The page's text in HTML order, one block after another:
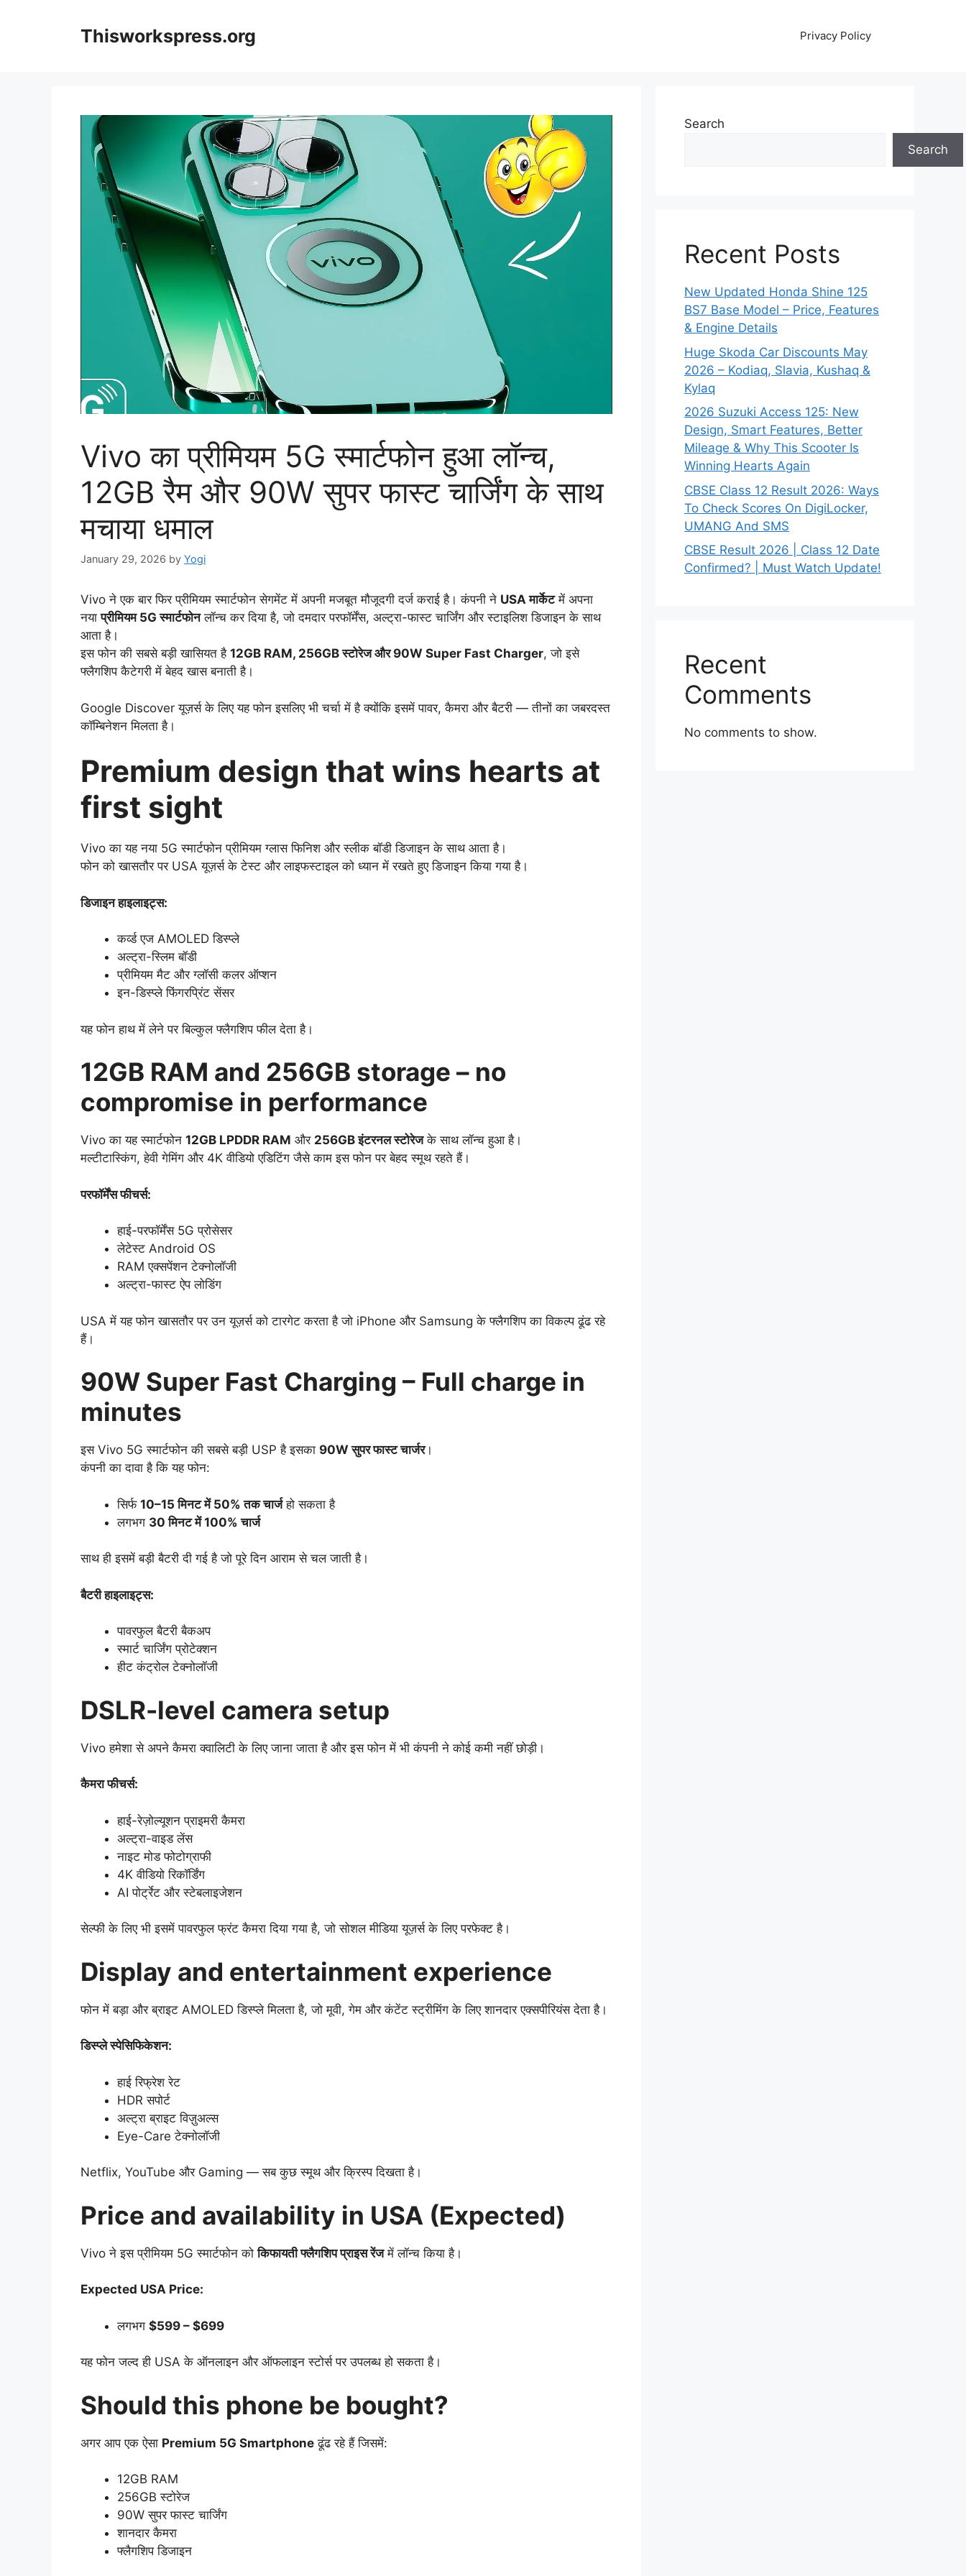
Thisworkspress.org Privacy Policy
Vivo का प्रीमियम 5G स्मार्टफोन हुआ लॉन्च,
12GB रैम और 90W सुपर फास्ट चार्जिंग के साथ
मचाया धमाल
January 29, 2026 by Yogi
Vivo ने एक बार फिर प्रीमियम स्मार्टफोन सेगमेंट में अपनी मजबूत मौजूदगी दर्ज कराई है। कंपनी ने USA मार्केटमें अपना
नयाप्रीमियम 5G स्मार्टफोनलॉन्च कर दिया है, जो दमदार परफॉर्मेंस, अल्ट्रा-फास्ट चार्जिंग और स्टाइलिश डिजाइन के साथ
आता है।
इस फोन की सबसे बड़ी खासियत है 12GB RAM, 256GB स्टोरेज और 90W Super Fast Charger, जो इसे
फ्लैगशिप कैटेगरी में बेहद खास बनाती है।
Google Discover यूज़र्स के लिए यह फोन इसलिए भी चर्चा में है क्योंकि इसमें पावर, कैमरा और बैटरी — तीनों का जबरदस्त
कॉम्बिनेशन मिलता है।
Premium design that wins hearts at
first sight
Vivo का यह नया 5G स्मार्टफोन प्रीमियम ग्लास फिनिश और स्लीक बॉडी डिजाइन के साथ आता है।
फोन को खासतौर पर USA यूज़र्स के टेस्ट और लाइफस्टाइल को ध्यान में रखते हुए डिजाइन किया गया है।
डिजाइन हाइलाइट्स:
कर्व्ड एज AMOLED डिस्प्ले
अल्ट्रा-स्लिम बॉडी
प्रीमियम मैट और ग्लॉसी कलर ऑप्शन
इन-डिस्प्ले फिंगरप्रिंट सेंसर
यह फोन हाथ में लेने पर बिल्कुल फ्लैगशिप फील देता है।
12GB RAM and 256GB storage – no
compromise in performance
Vivo का यह स्मार्टफोन 12GB LPDDR RAM और 256GB इंटरनल स्टोरेजके साथ लॉन्च हुआ है।
मल्टीटास्किंग, हेवी गेमिंग और 4K वीडियो एडिटिंग जैसे काम इस फोन पर बेहद स्मूथ रहते हैं।
परफॉर्मेंस फीचर्स:
हाई-परफॉर्मेंस 5G प्रोसेसर
लेटेस्ट Android OS
RAM एक्सपेंशन टेक्नोलॉजी
अल्ट्रा-फास्ट ऐप लोडिंग
USA में यह फोन खासतौर पर उन यूज़र्स को टारगेट करता है जो iPhone और Samsung के फ्लैगशिप का विकल्प ढूंढ रहे
हैं।
90W Super Fast Charging – Full charge in
minutes
इस Vivo 5G स्मार्टफोन की सबसे बड़ी USP है इसका 90W सुपर फास्ट चार्जर।
कंपनी का दावा है कि यह फोन:
सिर्फ 10–15 मिनट में 50% तक चार्जहो सकता है
लगभग 30 मिनट में 100% चार्ज
साथ ही इसमें बड़ी बैटरी दी गई है जो पूरे दिन आराम से चल जाती है।
बैटरी हाइलाइट्स:
पावरफुल बैटरी बैकअप
स्मार्ट चार्जिंग प्रोटेक्शन
हीट कंट्रोल टेक्नोलॉजी
DSLR-level camera setup
Vivo हमेशा से अपने कैमरा क्वालिटी के लिए जाना जाता है और इस फोन में भी कंपनी ने कोई कमी नहीं छोड़ी।
कैमरा फीचर्स:
हाई-रेज़ोल्यूशन प्राइमरी कैमरा
अल्ट्रा-वाइड लेंस
नाइट मोड फोटोग्राफी
4K वीडियो रिकॉर्डिंग
AI पोर्ट्रेट और स्टेबलाइजेशन
सेल्फी के लिए भी इसमें पावरफुल फ्रंट कैमरा दिया गया है, जो सोशल मीडिया यूज़र्स के लिए परफेक्ट है।
Display and entertainment experience
फोन में बड़ा और ब्राइट AMOLED डिस्प्ले मिलता है, जो मूवी, गेम और कंटेंट स्ट्रीमिंग के लिए शानदार एक्सपीरियंस देता है।
डिस्प्ले स्पेसिफिकेशन:
हाई रिफ्रेश रेट
HDR सपोर्ट
अल्ट्रा ब्राइट विज़ुअल्स
Eye-Care टेक्नोलॉजी
Netflix, YouTube और Gaming — सब कुछ स्मूथ और क्रिस्प दिखता है।
Price and availability in USA (Expected)
Vivo ने इस प्रीमियम 5G स्मार्टफोन कोकिफायती फ्लैगशिप प्राइस रेंजमें लॉन्च किया है।
Expected USA Price:
लगभग $599 – $699
यह फोन जल्द ही USA के ऑनलाइन और ऑफलाइन स्टोर्स पर उपलब्ध हो सकता है।
Should this phone be bought?
अगर आप एक ऐसा Premium 5G Smartphone ढूंढ रहे हैं जिसमें:
12GB RAM
256GB स्टोरेज
90W सुपर फास्ट चार्जिंग
शानदार कैमरा
फ्लैगशिप डिजाइन
Search
Search
Recent Posts
New Updated Honda Shine 125
BS7 Base Model – Price, Features
& Engine Details
Huge Skoda Car Discounts May
2026 – Kodiaq, Slavia, Kushaq &
Kylaq
2026 Suzuki Access 125: New
Design, Smart Features, Better
Mileage & Why This Scooter Is
Winning Hearts Again
CBSE Class 12 Result 2026: Ways
To Check Scores On DigiLocker,
UMANG And SMS
CBSE Result 2026 | Class 12 Date
Confirmed? | Must Watch Update!
Recent
Comments
No comments to show.